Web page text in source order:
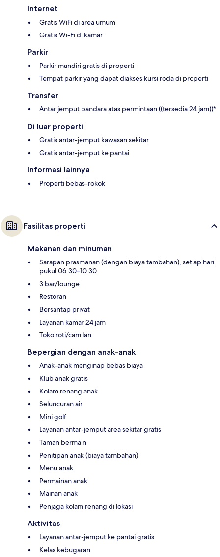
Internet
Gratis WiFi di area umum
Gratis Wi-Fi di kamar
Parkir
Parkir mandiri gratis di properti
Tempat parkir yang dapat diakses kursi roda di properti
Transfer
Antar jemput bandara atas permintaan ((tersedia 24 jam))*
Di luar properti
Gratis antar-jemput kawasan sekitar
Gratis antar-jemput ke pantai
Informasi lainnya
Properti bebas-rokok
Fasilitas properti
Makanan dan minuman
Sarapan prasmanan (dengan biaya tambahan), setiap hari
pukul 06.30–10.30
3 bar/lounge
Restoran
Bersantap privat
Layanan kamar 24 jam
Toko roti/camilan
Bepergian dengan anak-anak
Anak-anak menginap bebas biaya
Klub anak gratis
Kolam renang anak
Seluncuran air
Mini golf
Layanan antar-jemput area sekitar gratis
Taman bermain
Penitipan anak (biaya tambahan)
Menu anak
Permainan anak
Mainan anak
Penjaga kolam renang di lokasi
Aktivitas
Layanan antar-jemput ke pantai gratis
Kelas kebugaran